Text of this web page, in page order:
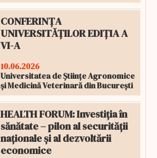
CONFERINȚA
UNIVERSITĂȚILOR EDIȚIA A
VI-A
10.06.2026
Universitatea de Științe Agronomice
și Medicină Veterinară din București
HEALTH FORUM: Investiția în
sănătate – pilon al securității
naționale și al dezvoltării
economice